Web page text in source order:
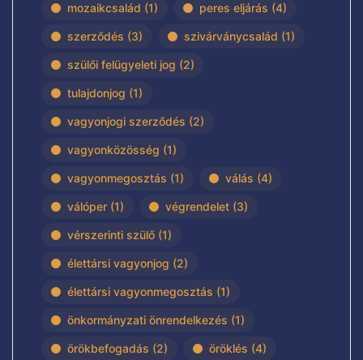
mozaikcsalád (1) peres eljárás (4)
szerződés (3) szivárványcsalád (1)
szülői felügyeleti jog (2)
tulajdonjog (1)
vagyonjogi szerződés (2)
vagyonközösség (1)
vagyonmegosztás (1) válás (4)
válóper (1) végrendelet (3)
vérszerinti szülő (1)
élettársi vagyonjog (2)
élettársi vagyonmegosztás (1)
önkormányzati önrendelkezés (1)
örökbefogadás (2) öröklés (4)